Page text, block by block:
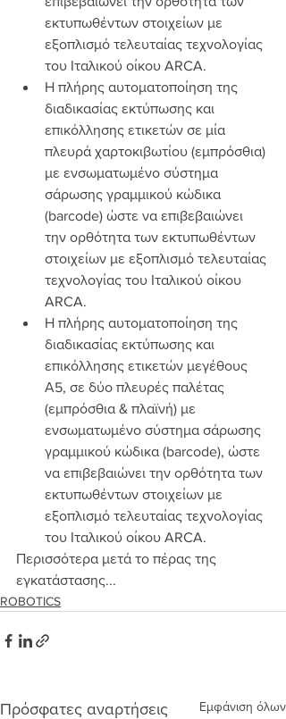
εκτυπωθέντων στοιχείων με
εξοπλισμό τελευταίας τεχνολογίας
του Ιταλικού οίκου ARCA.
Η πλήρης αυτοματοποίηση της
διαδικασίας εκτύπωσης και
επικόλλησης ετικετών σε μία
πλευρά χαρτοκιβωτίου (εμπρόσθια)
με ενσωματωμένο σύστημα
σάρωσης γραμμικού κώδικα
(barcode) ώστε να επιβεβαιώνει
την ορθότητα των εκτυπωθέντων
στοιχείων με εξοπλισμό τελευταίας
τεχνολογίας του Ιταλικού οίκου
ARCA.
Η πλήρης αυτοματοποίηση της
διαδικασίας εκτύπωσης και
επικόλλησης ετικετών μεγέθους
Α5, σε δύο πλευρές παλέτας
(εμπρόσθια & πλαϊνή) με
ενσωματωμένο σύστημα σάρωσης
γραμμικού κώδικα (barcode), ώστε
να επιβεβαιώνει την ορθότητα των
εκτυπωθέντων στοιχείων με
εξοπλισμό τελευταίας τεχνολογίας
του Ιταλικού οίκου ARCA.
Περισσότερα μετά το πέρας της
εγκατάστασης...
ROBOTICS
Πρόσφατες αναρτήσεις Εμφάνιση όλων